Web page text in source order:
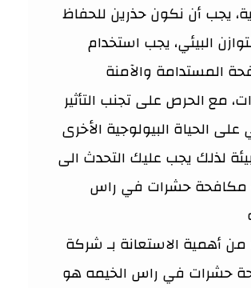
يجب أن نكون حذرين للحفاظ
البيئي، يجب استخدام
المستدامة والآمنة
مع الحرص على تجنب التأثير
على الحياة البيولوجية الأخرى
لذلك يجب عليك التحدث الى
حشرات في راس
أهمية الاستعانة بـ شركة
حشرات في راس الخيمه هو